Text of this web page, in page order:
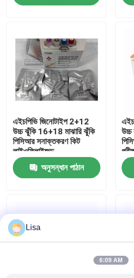
ভিডিও
VR প্রদর্শন
আমাদের সম্পর্কে
কারখানা ভ্রমণ
মান নিয়ন্ত্রণ
খবর
এইচপিভি জিনোটাইপ 2+12
উচ্চ ঝুঁকি 16+18 মাঝারি ঝুঁকি
পিসিআর সনাক্তকরণ কিট
লাইওফিলাইজড
অনুসন্ধান পাঠান
Lisa
6:09 AM